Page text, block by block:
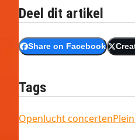
Deel dit artikel
Share on Facebook
Tags
Openlucht concerten